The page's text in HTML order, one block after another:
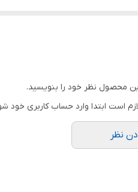
تقدیم شما میشه 😍
، صورتی ، سبز و آبی که شما
محصول نظر خود را بنویسید.
است ابتدا وارد حساب کاربری خود
نظر